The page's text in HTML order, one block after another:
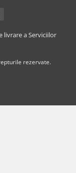
livrare a Serviciilor
rezervate.